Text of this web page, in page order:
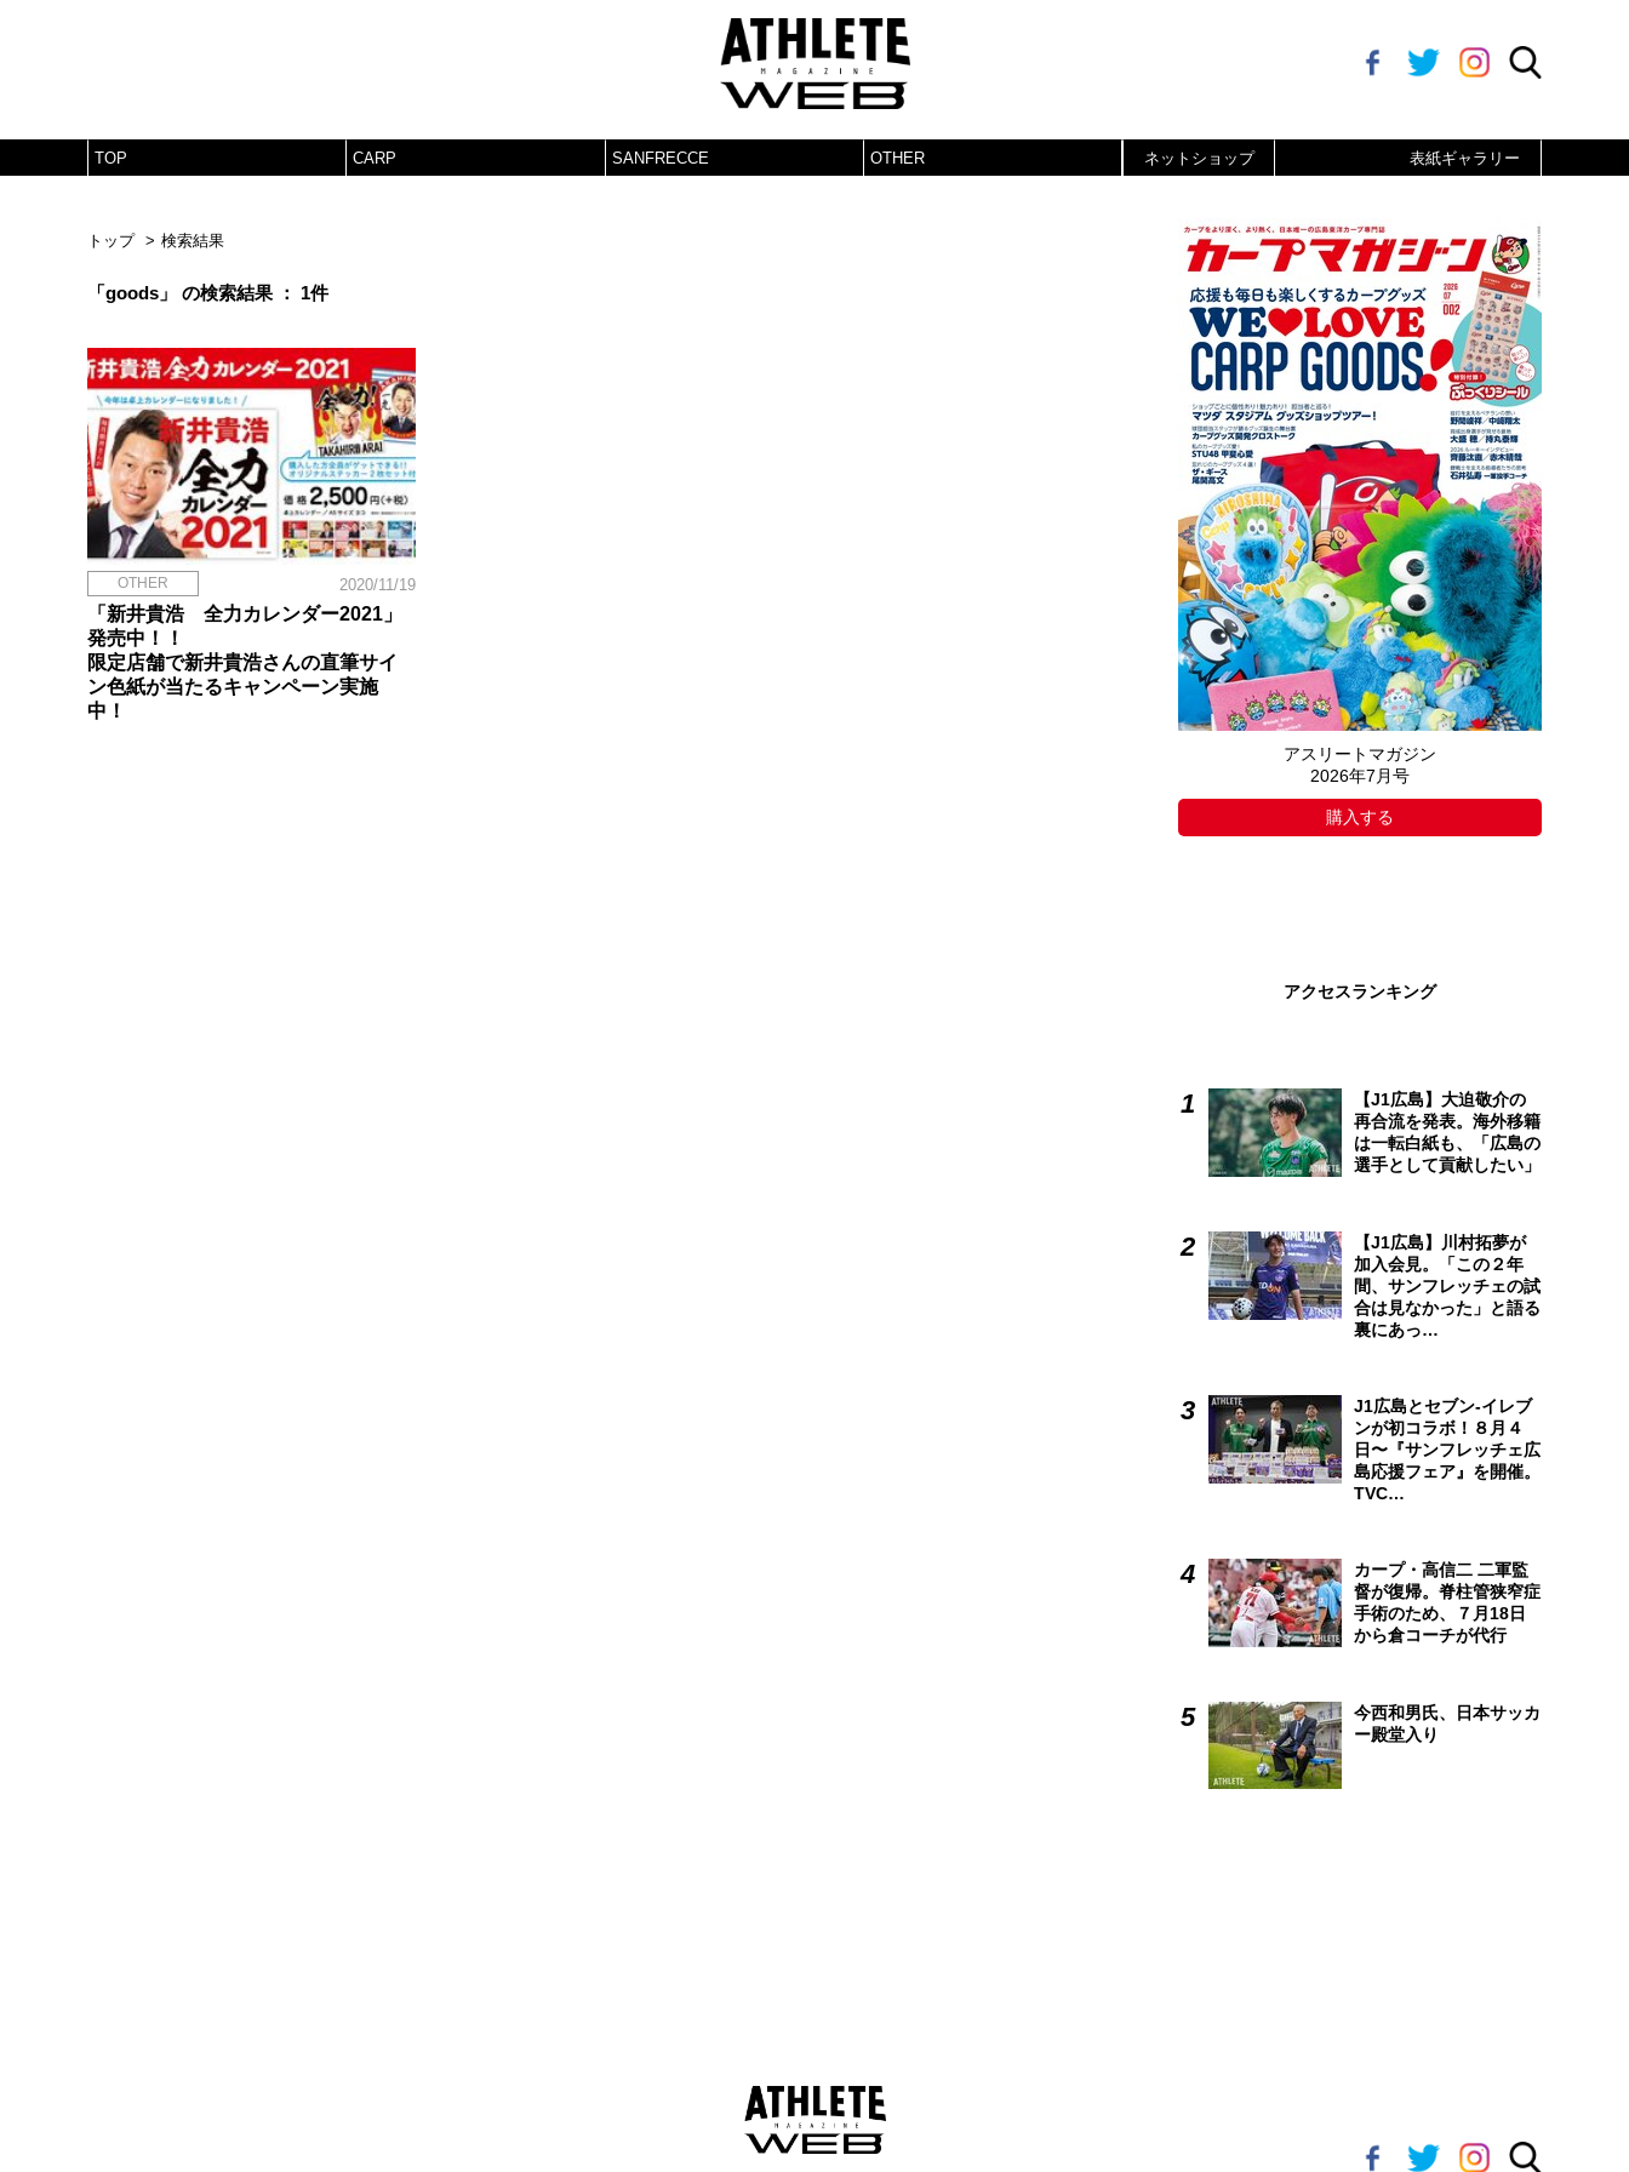
TOP CARP SANFRECCE OTHER ネットショップ 表紙ギャラリー
トップ 検索結果
「goods」 の検索結果 ： 1件
OTHER 2020/11/19
「新井貴浩 全力カレンダー2021」
発売中！！
限定店舗で新井貴浩さんの直筆サイ
ン色紙が当たるキャンペーン実施
中！
アスリートマガジン
2026年7月号
購入する
アクセスランキング
【J1広島】大迫敬介の
再合流を発表。海外移籍
は一転白紙も、「広島の
選手として貢献したい」
【J1広島】川村拓夢が
加入会見。「この２年
間、サンフレッチェの試
合は見なかった」と語る
裏にあっ…
J1広島とセブン-イレブ
ンが初コラボ！８月４
日〜『サンフレッチェ広
島応援フェア』を開催。
TVC…
カープ・高信二 二軍監
督が復帰。脊柱管狭窄症
手術のため、７月18日
から倉コーチが代行
今西和男氏、日本サッカ
ー殿堂入り